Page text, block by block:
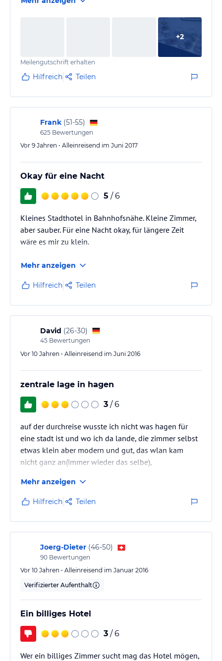
sauber und ordentlich. Ein Fahrstuhl ist vorhanden.
Die Zimmer, Einzel- und Doppelzimmer, erstrecken
+2
Meilengutschrift erhalten
Hilfreich Teilen
Frank (51-55)
625 Bewertungen
Vor 9 Jahren • Alleinreisend im Juni 2017
Okay für eine Nacht
5 / 6
Kleines Stadthotel in Bahnhofsnähe. Kleine Zimmer,
aber sauber. Für eine Nacht okay, für längere Zeit
wäre es mir zu klein.
Mehr anzeigen
Hilfreich Teilen
David (26-30)
45 Bewertungen
Vor 10 Jahren • Alleinreisend im Juni 2016
zentrale lage in hagen
3 / 6
auf der durchreise wusste ich nicht was hagen für
eine stadt ist und wo ich da lande, die zimmer selbst
etwas klein aber modern und gut, das wlan kam
nicht ganz an(immer wieder das selbe),
Mehr anzeigen
Hilfreich Teilen
Joerg-Dieter (46-50)
90 Bewertungen
Vor 10 Jahren • Alleinreisend im Januar 2016
Verifizierter Aufenthalt
Ein billiges Hotel
3 / 6
Wer ein billiges Zimmer sucht mag das Hotel mögen,